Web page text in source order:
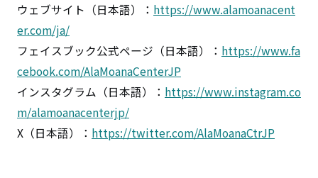
ウェブサイト（日本語）： https://www.alamoanacent
er.com/ja/
フェイスブック公式ページ（日本語）： https://www.fa
cebook.com/AlaMoanaCenterJP
インスタグラム（日本語）： https://www.instagram.co
m/alamoanacenterjp/
X（日本語）： https://twitter.com/AlaMoanaCtrJP